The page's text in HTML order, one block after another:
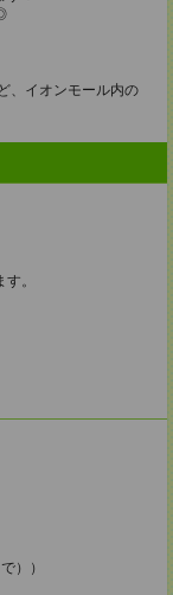
、イオンモール内の
。
））